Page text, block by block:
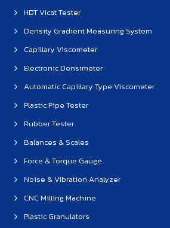
HDT Vicat Tester
Density Gradient Measuring System
Capillary Viscometer
Electronic Densimeter
Automatic Capillary Type Viscometer
Plastic Pipe Tester
Rubber Tester
Balances & Scales
Force & Torque Gauge
Noise & Vibration Analyzer
CNC Milling Machine
Plastic Granulators